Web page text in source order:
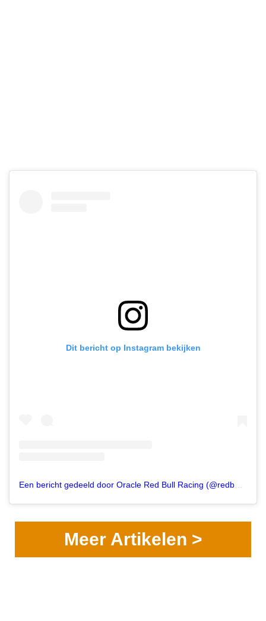
Dit bericht op Instagram bekijken
Een bericht gedeeld door Oracle Red Bull Racing (@redbullracing)
Meer Artikelen >